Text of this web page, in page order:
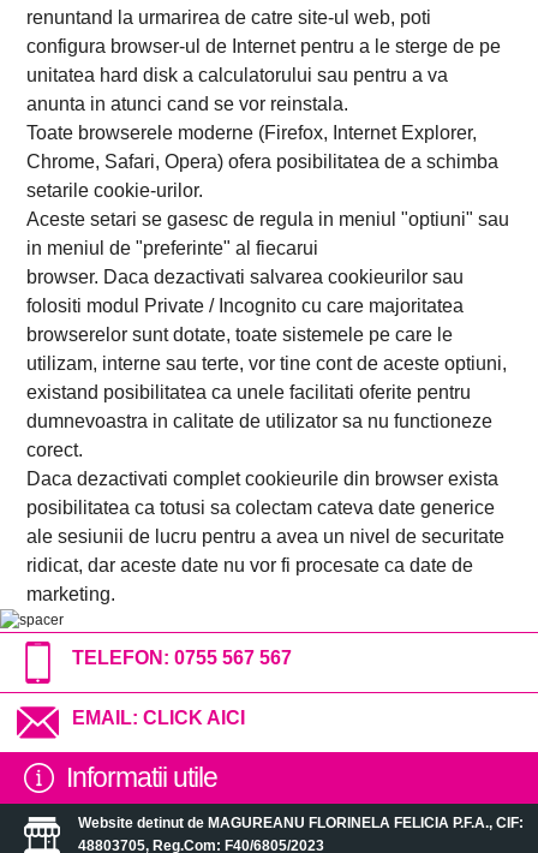
renuntand la urmarirea de catre site-ul web, poti
configura browser-ul de Internet pentru a le sterge de pe
unitatea hard disk a calculatorului sau pentru a va
anunta in atunci cand se vor reinstala.
Toate browserele moderne (Firefox, Internet Explorer,
Chrome, Safari, Opera) ofera posibilitatea de a schimba
setarile cookie-urilor.
Aceste setari se gasesc de regula in meniul "optiuni" sau
in meniul de "preferinte" al fiecarui
browser. Daca dezactivati salvarea cookieurilor sau
folositi modul Private / Incognito cu care majoritatea
browserelor sunt dotate, toate sistemele pe care le
utilizam, interne sau terte, vor tine cont de aceste optiuni,
existand posibilitatea ca unele facilitati oferite pentru
dumnevoastra in calitate de utilizator sa nu functioneze
corect.
Daca dezactivati complet cookieurile din browser exista
posibilitatea ca totusi sa colectam cateva date generice
ale sesiunii de lucru pentru a avea un nivel de securitate
ridicat, dar aceste date nu vor fi procesate ca date de
marketing.
TELEFON: 0755 567 567
EMAIL: CLICK AICI
Informatii utile
Website detinut de MAGUREANU FLORINELA FELICIA P.F.A., CIF:
48803705, Reg.Com: F40/6805/2023